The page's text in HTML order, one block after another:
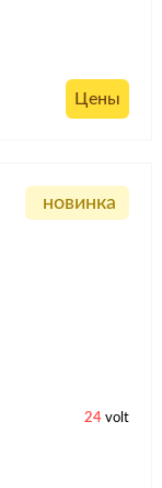
Цены
новинка
24 volt